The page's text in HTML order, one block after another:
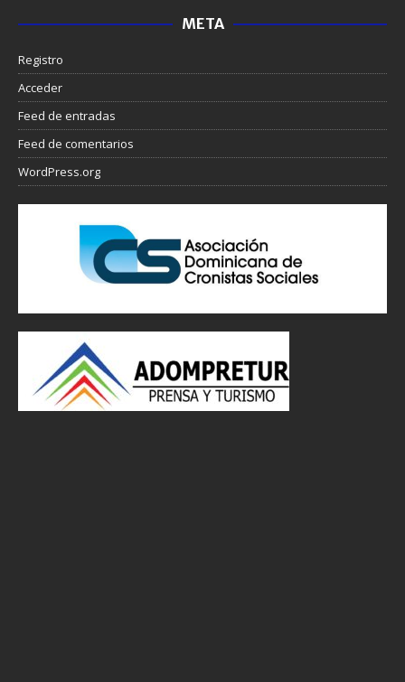
META
Registro
Acceder
Feed de entradas
Feed de comentarios
WordPress.org